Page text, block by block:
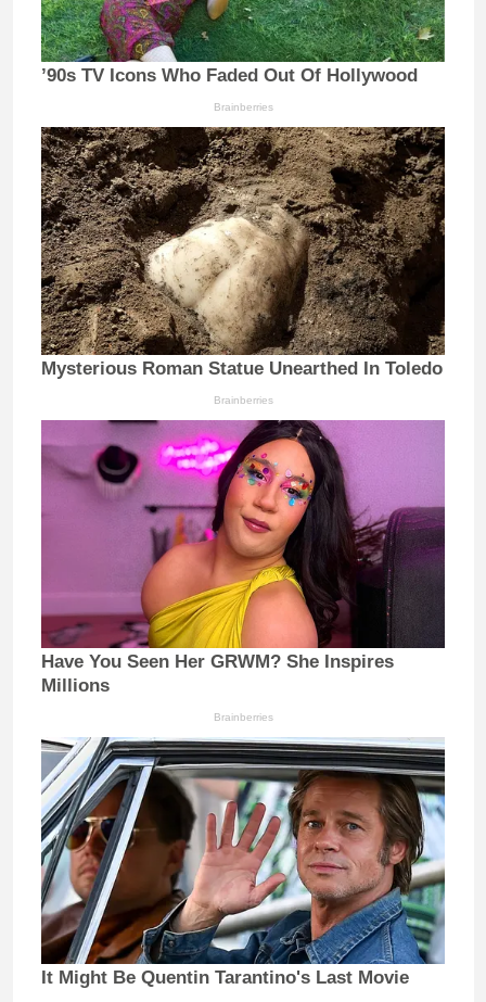
’90s TV Icons Who Faded Out Of Hollywood
Brainberries
Mysterious Roman Statue Unearthed In Toledo
Brainberries
Have You Seen Her GRWM? She Inspires
Millions
Brainberries
It Might Be Quentin Tarantino's Last Movie